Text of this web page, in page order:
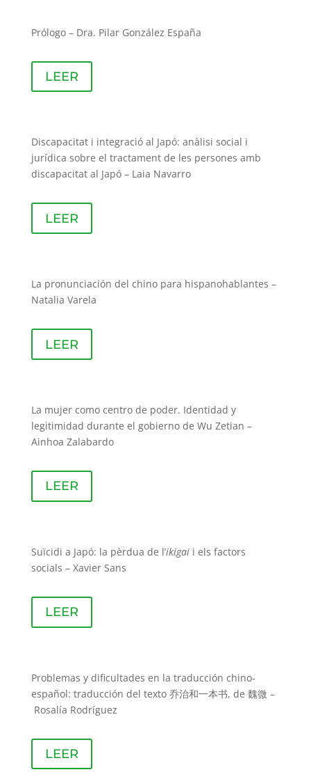
Prólogo – Dra. Pilar González España
LEER
Discapacitat i integració al Japó: anàlisi social i
jurídica sobre el tractament de les persones amb
discapacitat al Japó – Laia Navarro
LEER
La pronunciación del chino para hispanohablantes –
Natalia Varela
LEER
La mujer como centro de poder. Identidad y
legitimidad durante el gobierno de Wu Zetian –
Ainhoa Zalabardo
LEER
Suïcidi a Japó: la pèrdua de l’ikigai i els factors
socials – Xavier Sans
LEER
Problemas y dificultades en la traducción chino-
español: traducción del texto 乔治和一本书, de 魏微 –
Rosalía Rodríguez
LEER